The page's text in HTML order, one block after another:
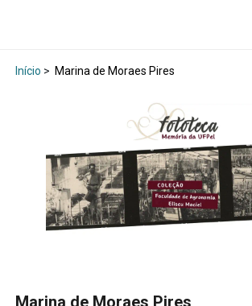
Início > Marina de Moraes Pires